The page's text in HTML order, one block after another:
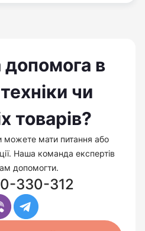
допомога в
чи
товарів?
мати питання або
Наша команда експертів
допомогти.
330-312